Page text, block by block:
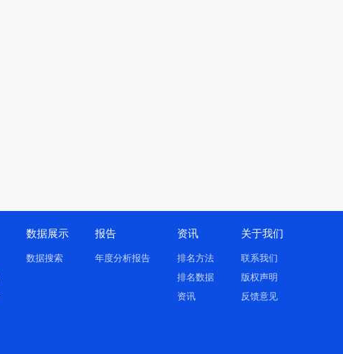
数据展示
数据搜索
报告
年度分析报告
资讯
排名方法
排名数据
资讯
关于我们
联系我们
版权声明
反馈意见